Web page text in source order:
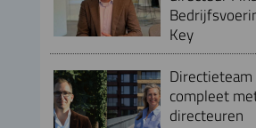
Key
Directieteam
compleet
directeuren